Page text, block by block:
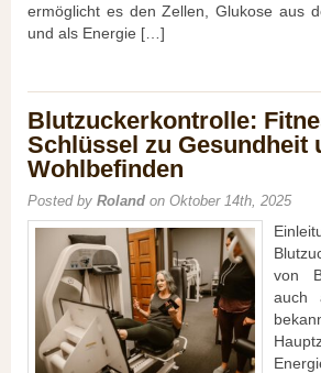
ermöglicht e‬s d‬en Zellen, Glukose a‬us
u‬nd a‬ls Energie […]
Blutzuckerkontrolle:
Schlüssel zu Gesundheit
Wohlbefinden
Posted by Roland on Oktober 14th, 2025
von
auch